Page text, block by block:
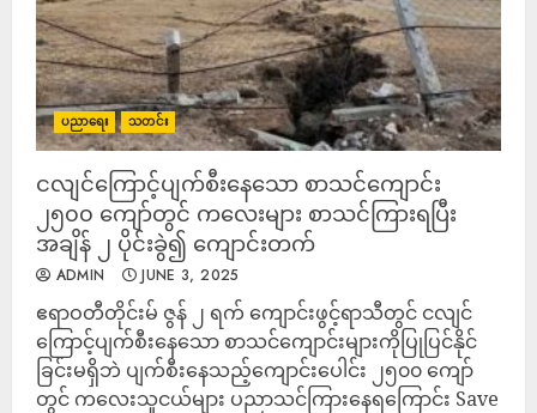
ပညာရေး သတင်း
ငလျင်ကြောင့်ပျက်စီးနေသော စာသင်ကျောင်း
၂၅၀၀ ကျော်တွင် ကလေးများ စာသင်ကြားရပြီး
အချိန် ၂ ပိုင်းခွဲ၍ ကျောင်းတက်
ADMIN JUNE 3, 2025
ဧရာဝတီတိုင်းမ် ဇွန် ၂ ရက် ကျောင်းဖွင့်ရာသီတွင် ငလျင်
ကြောင့်ပျက်စီးနေသော စာသင်ကျောင်းများကိုပြုပြင်နိုင်
ခြင်းမရှိဘဲ ပျက်စီးနေသည့်ကျောင်းပေါင်း ၂၅၀၀ ကျော်
တွင် ကလေးသူငယ်များ ပညာသင်ကြားနေရကြောင်း Save